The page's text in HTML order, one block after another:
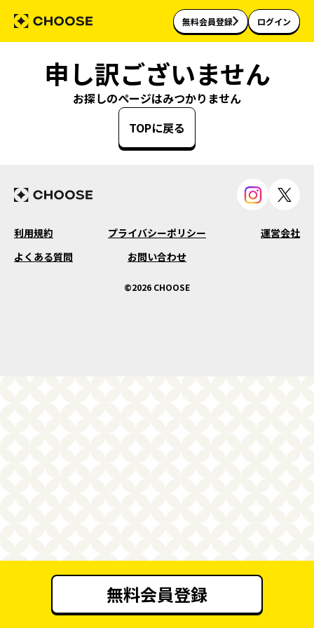
無料会員登録 ログイン
申し訳ございません
お探しのページはみつかりません
TOPに戻る
利用規約 プライバシーポリシー
運営会社
よくある質問
お問い合わせ
©2026 CHOOSE
無料会員登録